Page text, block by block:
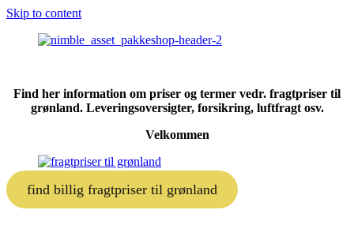
Skip to content
Find her information om priser og termer vedr. fragtpriser til
grønland. Leveringsoversigter, forsikring, luftfragt osv.
Velkommen
find billig fragtpriser til grønland